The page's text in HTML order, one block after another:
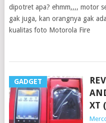
dipotret apa? ehmm,,,, motor
gak juga, kan orangnya gak
kualitas foto Motorola Fire
GADGET
XT